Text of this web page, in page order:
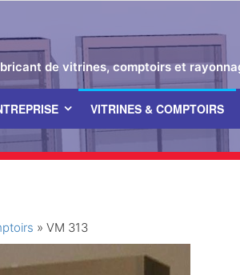
de vitrines, comptoirs et
VITRINES & COMPTOIRS
» VM 313